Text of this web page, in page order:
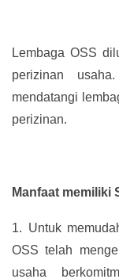
Lembaga OSS
perizinan
mendatangi
perizinan.
Manfaat memiliki
1. Untuk
OSS telah
usaha